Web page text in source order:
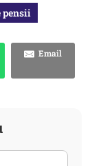
pensii
Email